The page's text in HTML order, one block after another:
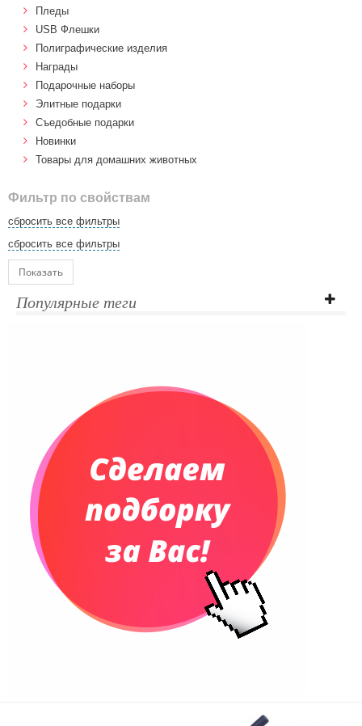
Пледы
USB Флешки
Полиграфические изделия
Награды
Подарочные наборы
Элитные подарки
Cъедобные подарки
Новинки
Товары для домашних животных
Фильтр по свойствам
сбросить все фильтры
сбросить все фильтры
Показать
Популярные теги